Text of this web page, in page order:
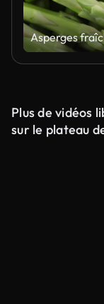
Plus de vidéos
sur le plateau